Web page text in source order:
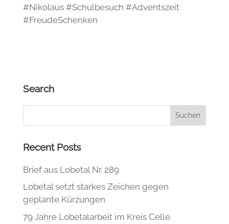
#Nikolaus #Schulbesuch #Adventszeit
#FreudeSchenken
Search
Recent Posts
Brief aus Lobetal Nr. 289
Lobetal setzt starkes Zeichen gegen
geplante Kürzungen
79 Jahre Lobetalarbeit im Kreis Celle